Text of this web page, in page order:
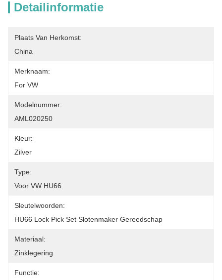
Detailinformatie
Plaats Van Herkomst:
China
Merknaam:
For VW
Modelnummer:
AML020250
Kleur:
Zilver
Type:
Voor VW HU66
Sleutelwoorden:
HU66 Lock Pick Set Slotenmaker Gereedschap
Materiaal:
Zinklegering
Functie: